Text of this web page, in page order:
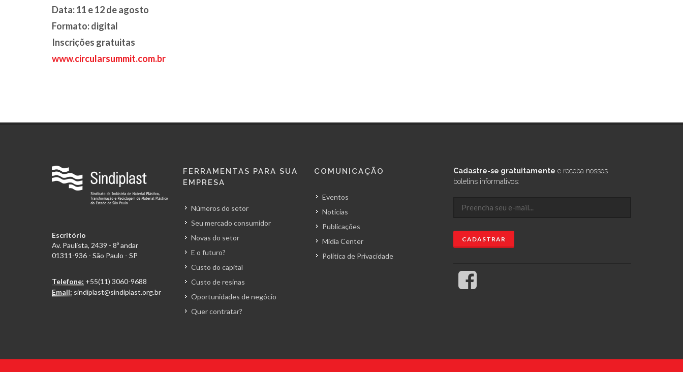
Data: 11 e 12 de agosto
Formato: digital
Inscrições gratuitas
www.circularsummit.com.br
Escritório
Av. Paulista, 2439 - 8º andar
01311-936 - São Paulo - SP
Telefone: +55(11) 3060-9688
Email: sindiplast@sindiplast.org.br
FERRAMENTAS PARA SUA
EMPRESA
Números do setor
Seu mercado consumidor
Novas do setor
E o futuro?
Custo do capital
Custo de resinas
Oportunidades de negócio
Quer contratar?
COMUNICAÇÃO
Eventos
Notícias
Publicações
Mídia Center
Política de Privacidade
Cadastre-se gratuitamente e receba nossos
boletins informativos: